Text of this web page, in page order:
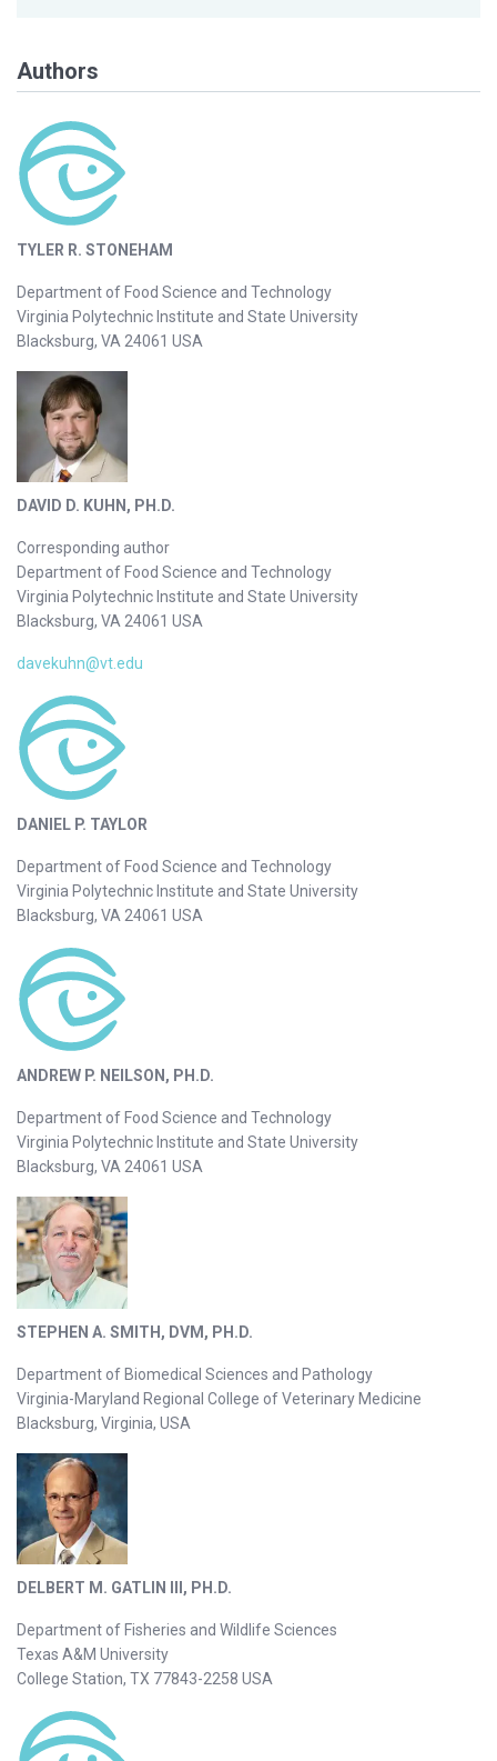
Authors
TYLER R. STONEHAM
Department of Food Science and Technology
Virginia Polytechnic Institute and State University
Blacksburg, VA 24061 USA
DAVID D. KUHN, PH.D.
Corresponding author
Department of Food Science and Technology
Virginia Polytechnic Institute and State University
Blacksburg, VA 24061 USA
davekuhn@vt.edu
DANIEL P. TAYLOR
Department of Food Science and Technology
Virginia Polytechnic Institute and State University
Blacksburg, VA 24061 USA
ANDREW P. NEILSON, PH.D.
Department of Food Science and Technology
Virginia Polytechnic Institute and State University
Blacksburg, VA 24061 USA
STEPHEN A. SMITH, DVM, PH.D.
Department of Biomedical Sciences and Pathology
Virginia-Maryland Regional College of Veterinary Medicine
Blacksburg, Virginia, USA
DELBERT M. GATLIN III, PH.D.
Department of Fisheries and Wildlife Sciences
Texas A&M University
College Station, TX 77843-2258 USA